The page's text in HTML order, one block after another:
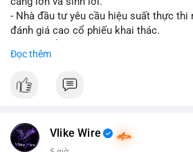
cảm xúc khi chưa xác nhận được dòng
#59dot84btc
#mempooltheodoi
- Nhà đầu tư yêu cầu hiệu suất thực thi
đánh giá cao cổ phiếu khai thác.
- Thị trường cần thấy kết quả thực tế từ
#binancesquare
#vlikevn #titanbot
Đọc thêm
Vlike Wire